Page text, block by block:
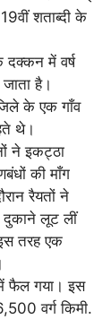
शताब्दी के
दक्कन में वर्ष
है।
के एक गाँव
थे।
ने इकट्ठा
की माँग
रैयतों ने
दुकाने लूट लीं
तरह एक
फैल गया। इस
वर्ग किमी.